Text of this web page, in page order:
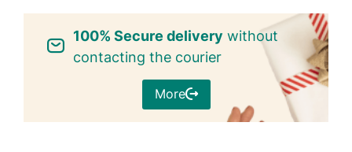
100% Secure delivery without
contacting the courier
More